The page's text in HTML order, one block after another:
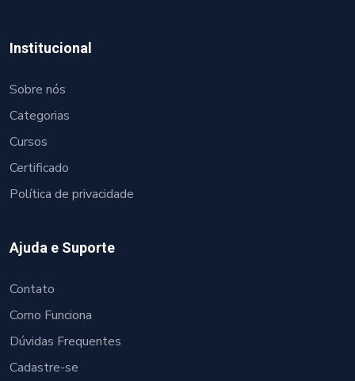
Institucional
Sobre nós
Categorias
Cursos
Certificado
Política de privacidade
Ajuda e Suporte
Contato
Como Funciona
Dúvidas Frequentes
Cadastre-se